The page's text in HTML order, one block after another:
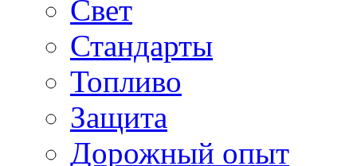
Свет
Стандарты
Топливо
Защита
Дорожный опыт